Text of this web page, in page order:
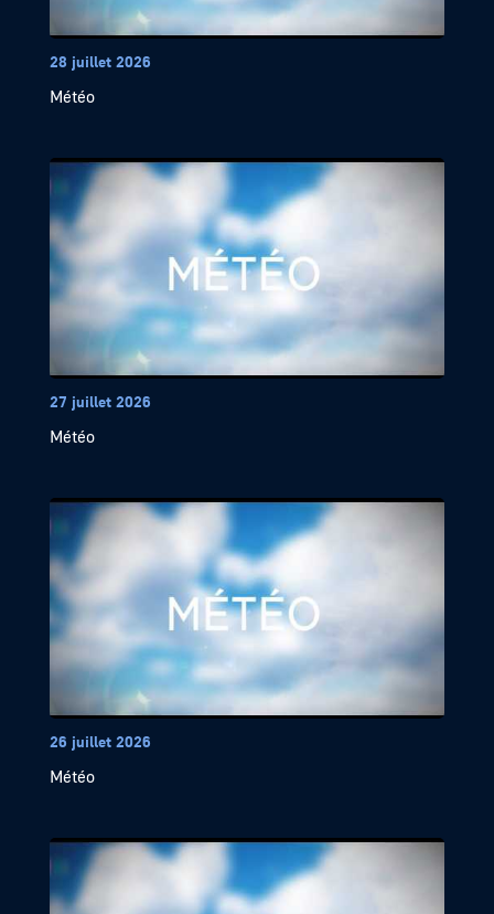
28 juillet 2026
Météo
27 juillet 2026
Météo
26 juillet 2026
Météo